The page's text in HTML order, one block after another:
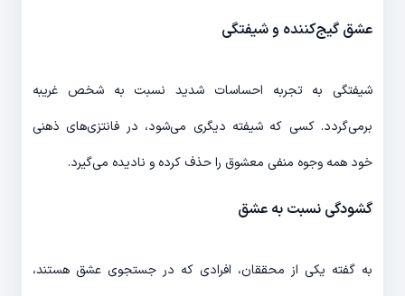
عشق گیج‌کننده و شیفتگی
شیفتگی به تجربه احساسات شدید نسبت به شخص غریبه
برمی‌گردد. کسی که شیفته دیگری می‌شود، در فانتزی‌های ذهنی
خود همه وجوه منفی معشوق را حذف کرده و نادیده می‌گیرد.
گشودگی نسبت به عشق
به گفته یکی از محققان، افرادی که در جستجوی عشق هستند،